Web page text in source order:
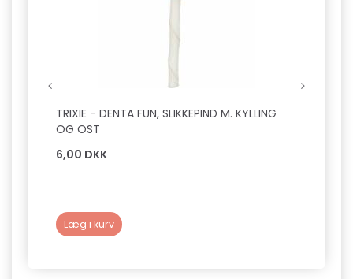
TRIXIE - DENTA FUN, SLIKKEPIND M. KYLLING
OG OST
6,00 DKK
Læg i kurv